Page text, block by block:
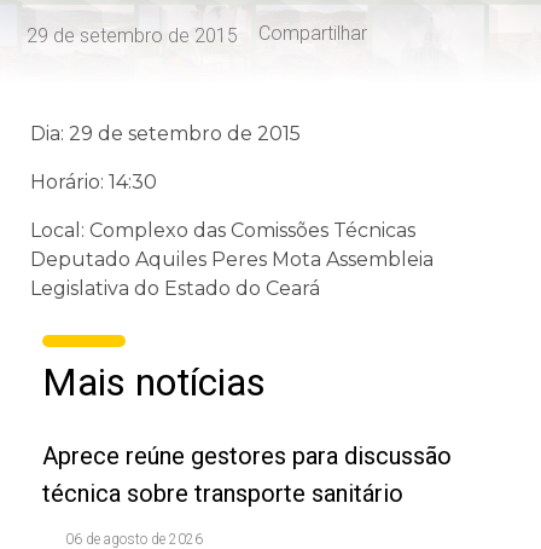
29 de setembro de 2015 Compartilhar
Dia: 29 de setembro de 2015
Horário: 14:30
Local: Complexo das Comissões Técnicas
Deputado Aquiles Peres Mota Assembleia
Legislativa do Estado do Ceará
Mais notícias
Aprece reúne gestores para discussão
técnica sobre transporte sanitário
06 de agosto de 2026